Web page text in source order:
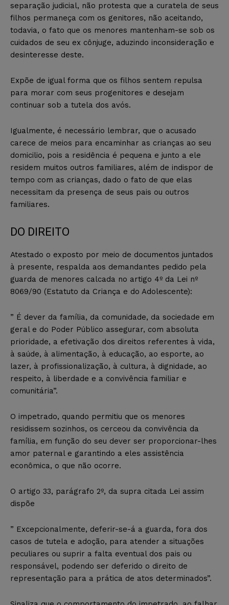
separação judicial, não protesta que a curatela de seus
filhos permaneça com os genitores, não aceitando,
todavia, o fato que os menores mantenham-se sob os
cuidados de seu ex cônjuge, aduzindo inconsideração e
desinteresse deste.
Expõe de igual forma que os filhos sentem repulsa
para morar com seus progenitores e desejam
continuar sob a tutela dos avós.
Igualmente, é necessário lembrar, que o acusado
carece de meios para encaminhar as crianças ao seu
domicilio, pois a residência é pequena e junto a ele
residem muitos outros familiares, além de indispor de
tempo com as crianças, dado o fato de que elas
necessitam da presença de seus pais ou outros
familiares.
DO DIREITO
Atestado o exposto por meio de documentos juntados
à presente, respalda aos demandantes pedido pela
guarda de menores calcada no artigo 4º da Lei nº
8069/90 (Estatuto da Criança e do Adolescente):
” É dever da família, da comunidade, da sociedade em
geral e do Poder Público assegurar, com absoluta
prioridade, a efetivação dos direitos referentes à vida,
à saúde, à alimentação, à educação, ao esporte, ao
lazer, à profissionalização, à cultura, à dignidade, ao
respeito, à liberdade e a convivência familiar e
comunitária”.
O impetrado, quando permitiu que os menores
residissem sozinhos, os cerceou da convivência da
família, em função do seu dever ser proporcionar-lhes
amor paternal e garantindo a eles assistência
econômica, o que não ocorre.
O artigo 33, parágrafo 2º, da supra citada Lei assim
dispõe
” Excepcionalmente, deferir-se-á a guarda, fora dos
casos de tutela e adoção, para atender a situações
peculiares ou suprir a falta eventual dos pais ou
responsável, podendo ser deferido o direito de
representação para a prática de atos determinados”.